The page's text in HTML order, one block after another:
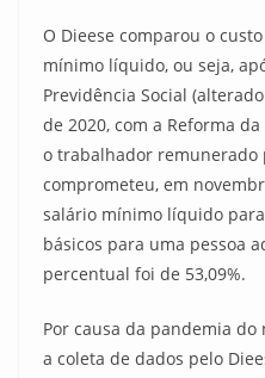
O Dieese comparou o
mínimo líquido, ou seja,
Previdência Social
de 2020, com a Reforma
o trabalhador remunerado
comprometeu, em
salário mínimo líquido
básicos para uma pessoa
percentual foi de 53,09%.
Por causa da pandemia do
a coleta de dados pelo